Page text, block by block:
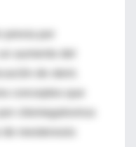
aumento del
de stent.
citomegalovirus
reestenosis